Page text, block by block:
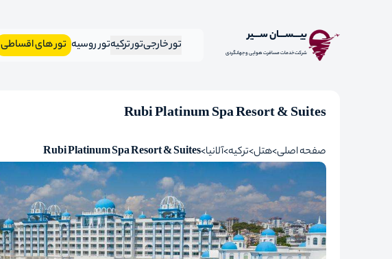
بیـــســـان ســـیر
شرکت خدمات مسافرت هوایی و جهانگردی تور خارجی تور ترکیهتور روسیه تور های اقساطی
Rubi Platinum Spa Resort & Suites
صفحه اصلی هتل ترکیه آلانیا Rubi Platinum Spa Resort & Suites